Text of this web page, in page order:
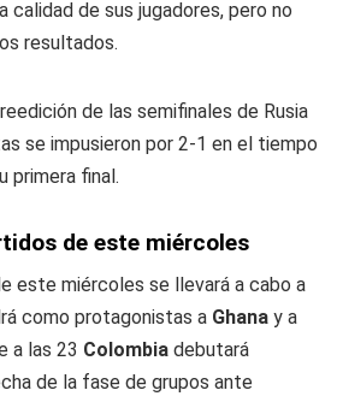
calidad de sus jugadores, pero no
resultados.
de las semifinales de Rusia
se impusieron por 2-1 en el tiempo
primera final.
de este miércoles
este miércoles se llevará a cabo a
como protagonistas a Ghana y a
a las 23 Colombia debutará
de la fase de grupos ante